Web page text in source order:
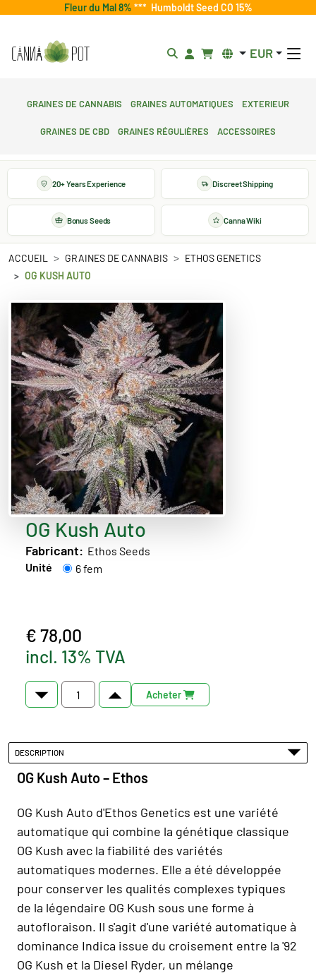
Fleur du Mal 8% *** Humboldt Seed CO 15%
EUR
Graines de cannabis Graines automatiques
Exterieur
Graines de CBD Graines régulières Accessoires
20+ Years Experience Discreet Shipping
Bonus Seeds Canna Wiki
ACCUEIL GRAINES DE CANNABIS
ETHOS GENETICS
OG KUSH AUTO
OG Kush Auto
Fabricant: Ethos Seeds
Unité
6 fem
€ 78,00
incl. 13% TVA
Acheter
DESCRIPTION
OG Kush Auto – Ethos
OG Kush Auto d'Ethos Genetics est une variété
automatique qui combine la génétique classique
OG Kush avec la fiabilité des variétés
automatiques modernes. Elle a été développée
pour conserver les qualités complexes typiques
de la légendaire OG Kush sous une forme à
autofloraison. Il s'agit d'une variété automatique à
dominance Indica issue du croisement entre la '92
OG Kush et la Diesel Ryder, un mélange